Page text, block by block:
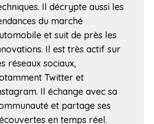
Il décrypte aussi les
du marché
et suit de près les
Il est très actif sur
réseaux sociaux,
Twitter et
Il échange avec sa
et partage ses
en temps réel.